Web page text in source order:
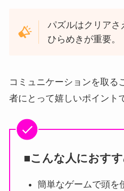
パズルはクリアさ
ひらめきが重要。
コミュニケーションを取る
者にとって嬉しいポイント
■こんな人におす
簡単なゲームで頭を